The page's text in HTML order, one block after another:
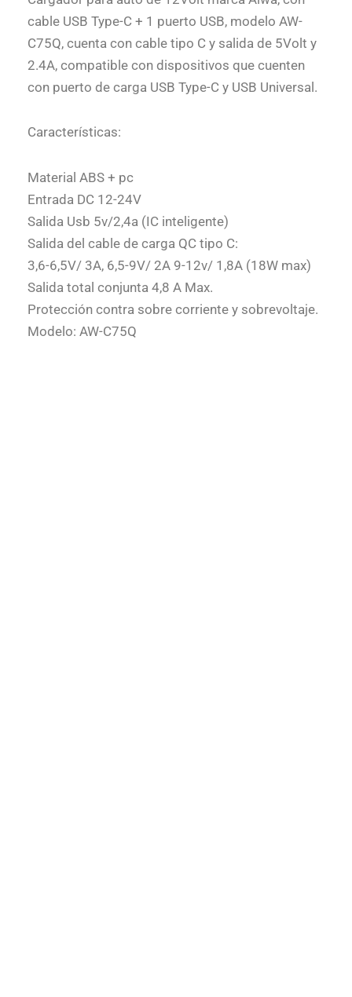
cable USB Type-C + 1 puerto USB, modelo AW-
C75Q, cuenta con cable tipo C y salida de 5Volt y
2.4A, compatible con dispositivos que cuenten
con puerto de carga USB Type-C y USB Universal.
Características:
Material ABS + pc
Entrada DC 12-24V
Salida Usb 5v/2,4a (IC inteligente)
Salida del cable de carga QC tipo C:
3,6-6,5V/ 3A, 6,5-9V/ 2A 9-12v/ 1,8A (18W max)
Salida total conjunta 4,8 A Max.
Protección contra sobre corriente y sobrevoltaje.
Modelo: AW-C75Q